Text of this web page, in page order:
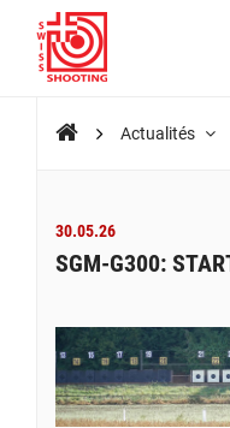
Actualités
30.05.26
SGM-G300: